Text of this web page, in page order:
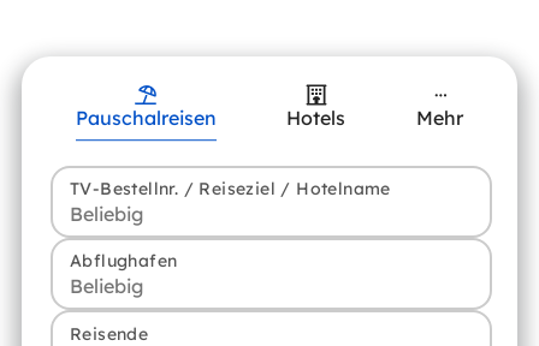
Pauschalreisen Hotels Mehr
TV-Bestellnr. / Reiseziel / Hotelname
Abflughafen
Reisende